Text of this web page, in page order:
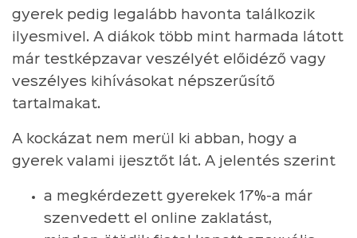
gyerek pedig legalább havonta találkozik
ilyesmivel. A diákok több mint harmada látott
már testképzavar veszélyét előidéző vagy
veszélyes kihívásokat népszerűsítő
tartalmakat.
A kockázat nem merül ki abban, hogy a
gyerek valami ijesztőt lát. A jelentés szerint
a megkérdezett gyerekek 17%-a már
szenvedett el online zaklatást,